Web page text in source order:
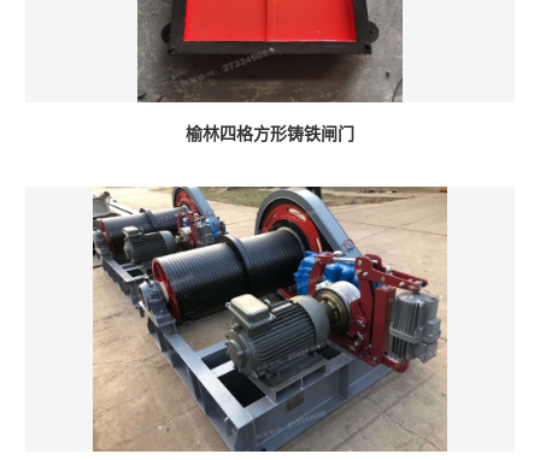
榆林四格方形铸铁闸门